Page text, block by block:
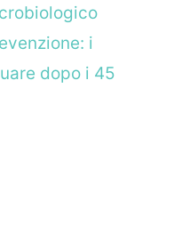
i
dopo i 45